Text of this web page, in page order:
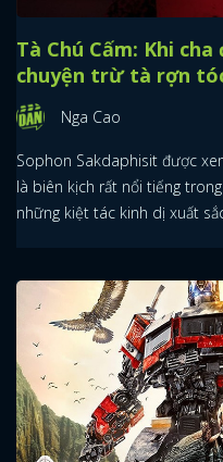
Tà Chú Cấm: Khi
chuyện trừ tà rợn
Nga Cao
Sophon Sakdaphisit được
là biên kịch rất nổi tiếng
những kiệt tác kinh dị xuất